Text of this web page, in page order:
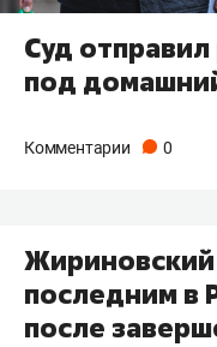
Суд
под
Комментарии 0
Жириновский
последним в
после